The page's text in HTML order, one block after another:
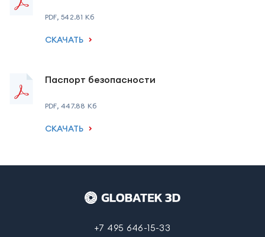
PDF,542.81 Кб
СКАЧАТЬ
Паспорт безопасности
PDF,447.88 Кб
СКАЧАТЬ
+7 495 646-15-33